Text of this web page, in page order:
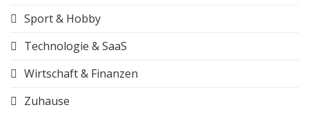
Sport & Hobby
Technologie & SaaS
Wirtschaft & Finanzen
Zuhause